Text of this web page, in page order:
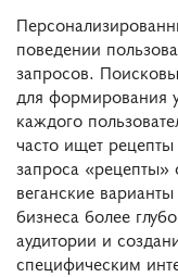
поведении
запросов.
для формирования
каждого
часто ищет
запроса
веганские
бизнеса более
аудитории и
специфическим